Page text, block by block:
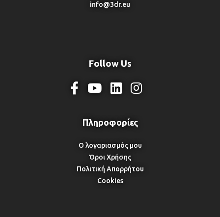
info@3dr.eu
Follow Us
Ο λογαριασμός μου
Όροι Χρήσης
Πολιτική Απορρήτου
Cookies